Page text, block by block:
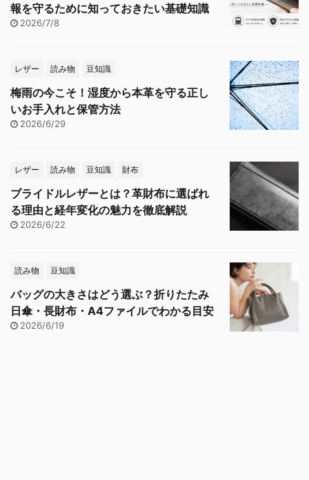
報を守るために知っておきたい基礎知識
2026/7/8
レザー 読み物 豆知識
梅雨の今こそ！湿度から本革を守る正し
いお手入れと保管方法
2026/6/29
レザー 読み物 豆知識 財布
ブライドルレザーとは？革財布に選ばれ
る理由と経年変化の魅力を徹底解説
2026/6/22
読み物 豆知識
バッグの大きさはどう選ぶ？折りたたみ
日傘・長財布・A4ファイルでわかる目安
2026/6/19